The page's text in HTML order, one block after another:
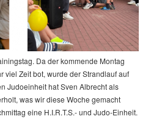
Da der kommende Montag
viel Zeit bot, wurde der Strandlauf auf
Judoeinheit hat Sven Albrecht als
was wir diese Woche gemacht
eine H.I.R.T.S.- und Judo-Einheit.